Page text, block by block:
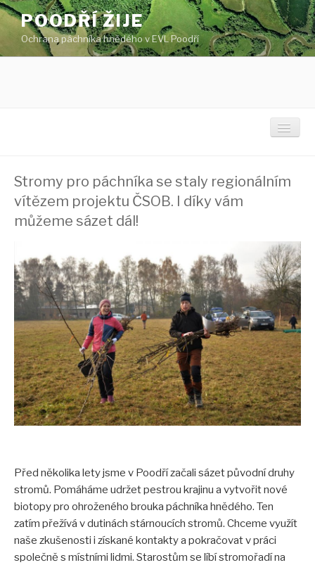
Přejít
obsahu
webu
POODŘÍ ŽIJE
Ochrana páchníka hnědého v EVL Poodří
Titulní stránka
Novinky
Projektové území
Kdo je páchník hnědý?
O projektu
Akce pro veřejnost
Fotogalerie
Video
Tour de aleje
Informační materiály
Publikace
Pro školy
Seminář 2023
Stromy pro páchníka se staly regionálním
vítězem projektu ČSOB. I díky vám
můžeme sázet dál!
Před několika lety jsme v Poodří začali sázet původní druhy
stromů. Pomáháme udržet pestrou krajinu a vytvořit nové
biotopy pro ohroženého brouka páchníka hnědého. Ten
zatím přežívá v dutinách stárnoucích stromů. Chceme využít
naše zkušenosti i získané kontakty a pokračovat v práci
společně s místními lidmi. Starostům se líbí stromořadí na